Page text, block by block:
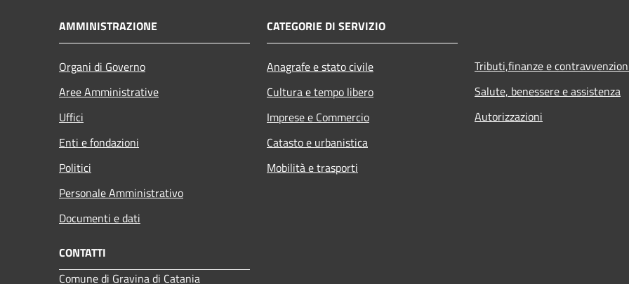
AMMINISTRAZIONE
Organi di Governo
Aree Amministrative
Uffici
Enti e fondazioni
Politici
Personale Amministrativo
Documenti e dati
CATEGORIE DI SERVIZIO
Anagrafe e stato civile
Cultura e tempo libero
Imprese e Commercio
Catasto e urbanistica
Mobilità e trasporti
Tributi,finanze e
Salute, benessere e assistenza
Autorizzazioni
CONTATTI
Comune di Gravina di Catania